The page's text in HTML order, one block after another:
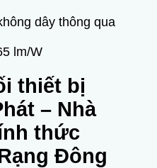
dây thông qua
lm/W
thiết bị
– Nhà
thức
Đông